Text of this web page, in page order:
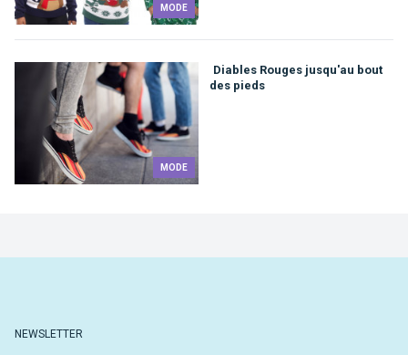
MODE
MODE
Diables Rouges jusqu'au bout
des pieds
NEWSLETTER